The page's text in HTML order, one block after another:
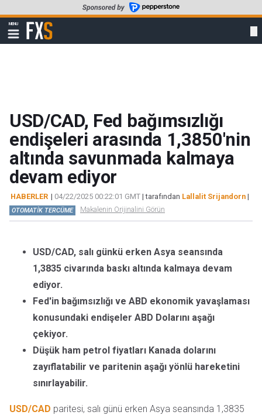
to
main
content
MENU
Show
navigation
FXStreet
USD/CAD, Fed bağımsızlığı
endişeleri arasında 1,3850'nin
altında savunmada kalmaya
devam ediyor
HABERLER | 04/22/2025 00:22:01 GMT | tarafından Lallalit Srijandorn |
OTOMATİK TERCÜME Makalenin Orijinalini Görün
USD/CAD, salı günkü erken Asya seansında
1,3835 civarında baskı altında kalmaya devam
ediyor.
Fed'in bağımsızlığı ve ABD ekonomik yavaşlaması
konusundaki endişeler ABD Dolarını aşağı
çekiyor.
Düşük ham petrol fiyatları Kanada dolarını
zayıflatabilir ve paritenin aşağı yönlü hareketini
sınırlayabilir.
USD/CAD paritesi, salı günü erken Asya seansında 1,3835